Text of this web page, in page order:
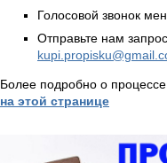
Голосовой звонок
Отправьте нам
Более подробно о
на этой странице